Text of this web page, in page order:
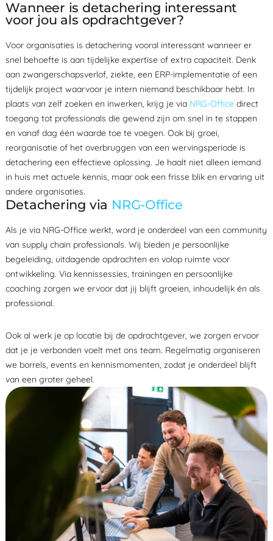
Wanneer is detachering interessant
voor jou als opdrachtgever?
Voor organisaties is detachering vooral interessant wanneer er
snel behoefte is aan tijdelijke expertise of extra capaciteit. Denk
aan zwangerschapsverlof, ziekte, een ERP-implementatie of een
tijdelijk project waarvoor je intern niemand beschikbaar hebt. In
plaats van zelf zoeken en inwerken, krijg je via NRG-Office direct
toegang tot professionals die gewend zijn om snel in te stappen
en vanaf dag één waarde toe te voegen. Ook bij groei,
reorganisatie of het overbruggen van een wervingsperiode is
detachering een effectieve oplossing. Je haalt niet alleen iemand
in huis met actuele kennis, maar ook een frisse blik en ervaring uit
andere organisaties.
Detachering via NRG-Office
Als je via NRG-Office werkt, word je onderdeel van een community
van supply chain professionals. Wij bieden je persoonlijke
begeleiding, uitdagende opdrachten en volop ruimte voor
ontwikkeling. Via kennissessies, trainingen en persoonlijke
coaching zorgen we ervoor dat jij blijft groeien, inhoudelijk én als
professional.
Ook al werk je op locatie bij de opdrachtgever, we zorgen ervoor
dat je je verbonden voelt met ons team. Regelmatig organiseren
we borrels, events en kennismomenten, zodat je onderdeel blijft
van een groter geheel.